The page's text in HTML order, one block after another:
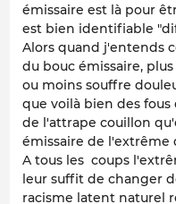
émissaire est là pour
est bien identifiable
Alors quand j'entends
du bouc émissaire,
ou moins souffre
que voilà bien des
de l'attrape couillon
émissaire de l'extrême
A tous les coups
leur suffit de changer
racisme latent naturel